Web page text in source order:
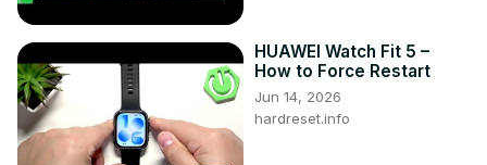
HUAWEI Watch Fit 5 –
How to Force Restart
Jun 14, 2026
hardreset.info